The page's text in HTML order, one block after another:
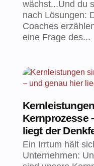
wächst...Und du
nach Lösungen:
Coaches
eine Frage des...
Kernprozesse
liegt der
Ein Irrtum hält
Unternehmen: